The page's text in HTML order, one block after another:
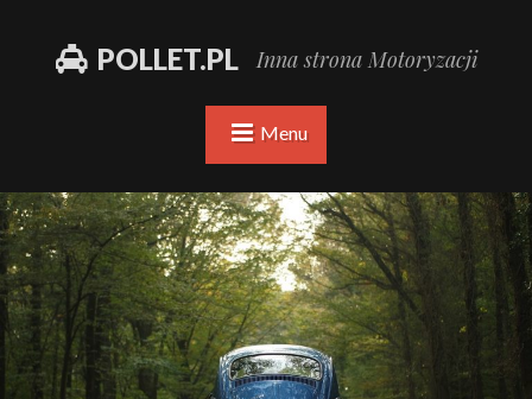
POLLET.PL Inna strona Motoryzacji
Menu